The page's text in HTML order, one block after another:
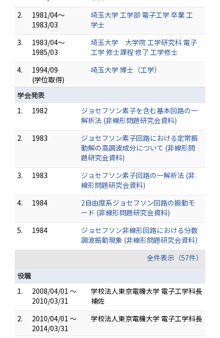
2.
1981/04～
1983/03
埼玉大学 工学部 電子工学 卒業 工
学士
3.
1983/04～
1985/03
埼玉大学 大学院 工学研究科 電子
工学 修士課程 修了 工学修士
4.
1994/09
(学位取得)
埼玉大学 博士（工学）
学会発表
1.
1982
ジョセフソン素子を含む基本回路の一
解析法 (非線形問題研究会資料)
2.
1983
ジョセフソン素子回路における定常振
動解の高調波成分について (非線形問
題研究会資料)
3.
1983
ジョセフソン素子回路の一解析法 (非
線形問題研究会資料)
4.
1984
2自由度系ジョセフソン回路の振動モ
ード (非線形問題研究会資料)
5.
1984
ジョセフソン非線形回路における分数
調波振動現象 (非線形問題研究会資料)
全件表示（57件）
役職
1.
2008/04/01 ～
2010/03/31
学校法人東京電機大学 電子工学科長
補佐
2.
2010/04/01 ～
2014/03/31
学校法人東京電機大学 電子工学科長